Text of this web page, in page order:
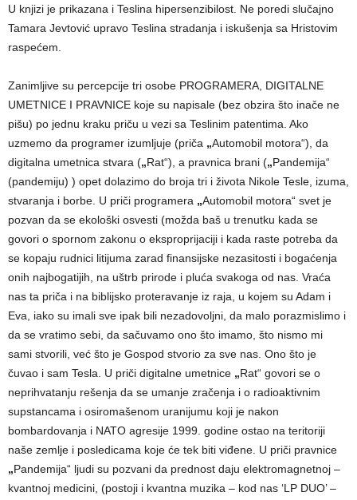
U knjizi je prikazana i Teslina hipersenzibilost. Ne poredi slučajno
Tamara Jevtović upravo Teslina stradanja i iskušenja sa Hristovim
raspećem.
Zanimljive su percepcije tri osobe PROGRAMERA, DIGITALNE
UMETNICE I PRAVNICE koje su napisale (bez obzira što inače ne
pišu) po jednu kraku priču u vezi sa Teslinim patentima. Ako
uzmemo da programer izumljuje (priča „Automobil motora“), da
digitalna umetnica stvara („Rat“), a pravnica brani („Pandemija“
(pandemiju) ) opet dolazimo do broja tri i života Nikole Tesle, izuma,
stvaranja i borbe. U priči programera „Automobil motora“ svet je
pozvan da se ekološki osvesti (možda baš u trenutku kada se
govori o spornom zakonu o eksproprijaciji i kada raste potreba da
se kopaju rudnici litijuma zarad finansijske nezasitosti i bogaćenja
onih najbogatijih, na uštrb prirode i pluća svakoga od nas. Vraća
nas ta priča i na biblijsko proteravanje iz raja, u kojem su Adam i
Eva, iako su imali sve ipak bili nezadovoljni, da malo porazmislimo i
da se vratimo sebi, da sačuvamo ono što imamo, što nismo mi
sami stvorili, već što je Gospod stvorio za sve nas. Ono što je
čuvao i sam Tesla. U priči digitalne umetnice „Rat“ govori se o
neprihvatanju rešenja da se umanje zračenja i o radioaktivnim
supstancama i osiromašenom uranijumu koji je nakon
bombardovanja i NATO agresije 1999. godine ostao na teritoriji
naše zemlje i posledicama koje će tek biti viđene. U priči pravnice
„Pandemija“ ljudi su pozvani da prednost daju elektromagnetnoj –
kvantnoj medicini, (postoji i kvantna muzika – kod nas ‘LP DUO’ –